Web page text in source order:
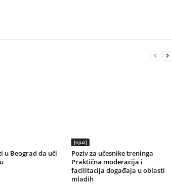
u Beograd da uči
[njuz]
Poziv za učesnike treninga
Praktična moderacija i
facilitacija događaja u oblasti
mladih